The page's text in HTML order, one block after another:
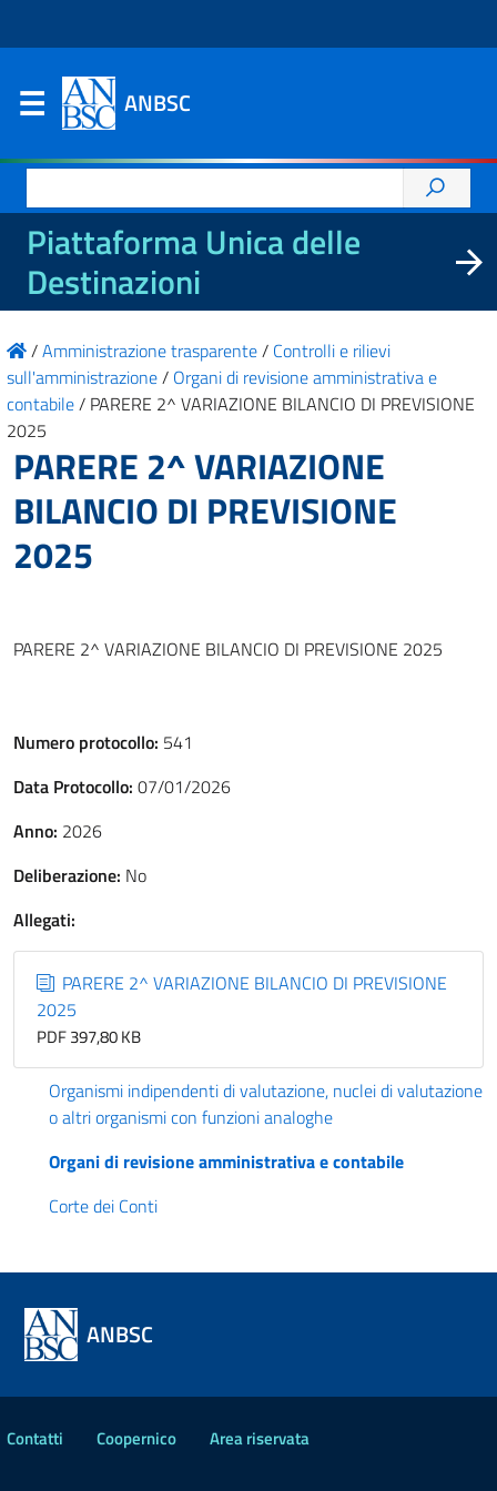
ANBSC
per:
Piattaforma Unica delle
Destinazioni
/Amministrazione trasparente/ Controlli e rilievi
sull'amministrazione/ Organi di revisione amministrativa e
contabile/ PARERE 2^ VARIAZIONE BILANCIO DI PREVISIONE
2025
PARERE 2^ VARIAZIONE
BILANCIO DI PREVISIONE
2025
PARERE 2^ VARIAZIONE BILANCIO DI PREVISIONE 2025
Numero protocollo: 541
Data Protocollo: 07/01/2026
Anno: 2026
Deliberazione: No
Allegati:
PARERE 2^ VARIAZIONE BILANCIO DI PREVISIONE
2025
PDF 397,80 KB
Organismi indipendenti di valutazione, nuclei di valutazione
o altri organismi con funzioni analoghe
Organi di revisione amministrativa e contabile
Corte dei Conti
ANBSC
Contatti Coopernico Area riservata